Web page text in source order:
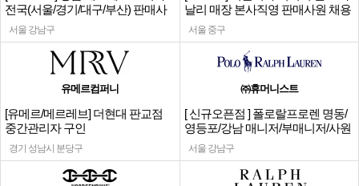
전국(서울/경기/대구/부산) 판매사
원
서울 강남구
날리 매장 본사직영 판매사원 채용
서울 중구
유메르컴퍼니
[유메르/메르레브] 더현대 판교점
중간관리자 구인
경기 성남시 분당구
㈜휴머니스트
[ 신규오픈점 ] 폴로랄프로렌 명동/
영등포/강남 매니저/부매니저/사원
서울 강남구